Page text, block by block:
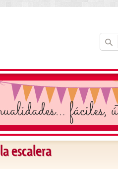
escalera